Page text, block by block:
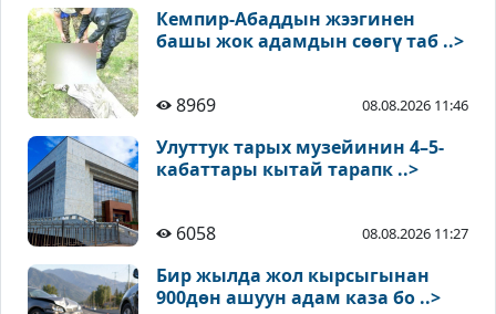
Кемпир-Абаддын жээгинен
башы жок адамдын сөөгү таб ..>
8969 08.08.2026 11:46
Улуттук тарых музейинин 4–5-
кабаттары кытай тарапк ..>
6058 08.08.2026 11:27
Бир жылда жол кырсыгынан
900дөн ашуун адам каза бо ..>